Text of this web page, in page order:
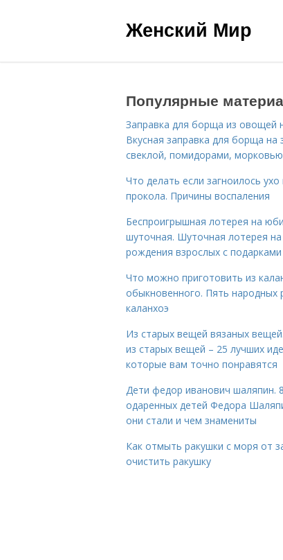
Женский Мир
Популярные
Заправка для борща из овощей
Вкусная заправка для борща на
свеклой, помидорами,
Что делать если загноилось ухо
прокола. Причины воспаления
Беспроигрышная лотерея на
шуточная. Шуточная лотерея на
рождения взрослых с подарками
Что можно приготовить из
обыкновенного. Пять народных
каланхоэ
Из старых вещей вязаных
из старых вещей – 25 лучших
которые вам точно понравятся
Дети федор иванович шаляпин. 8
одаренных детей Федора
они стали и чем знамениты
Как отмыть ракушки с моря от
очистить ракушку